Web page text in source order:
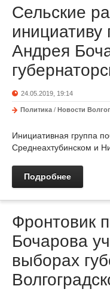
Сельские
Андрея
24.05.2019, 19:14
Политика / Новости
Инициативная группа
Среднеахтубинском и
Подробнее
Фронтовик
Бочарова
выборах